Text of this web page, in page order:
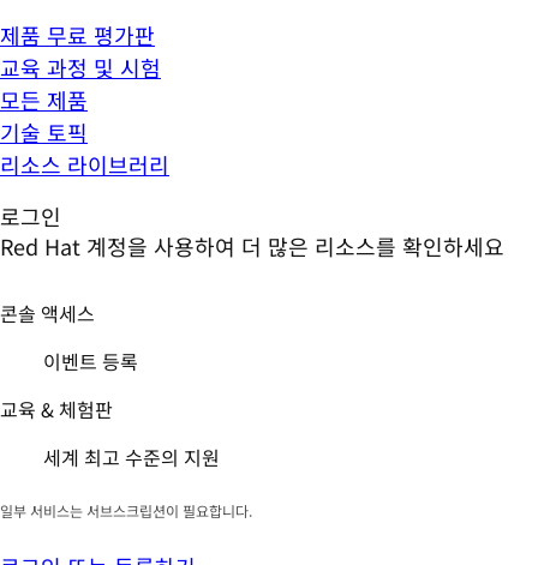
제품 무료 평가판
교육 과정 및 시험
모든 제품
기술 토픽
리소스 라이브러리
로그인
Red Hat 계정을 사용하여 더 많은 리소스를 확인하세요
콘솔 액세스
이벤트 등록
교육 & 체험판
세계 최고 수준의 지원
일부 서비스는 서브스크립션이 필요합니다.